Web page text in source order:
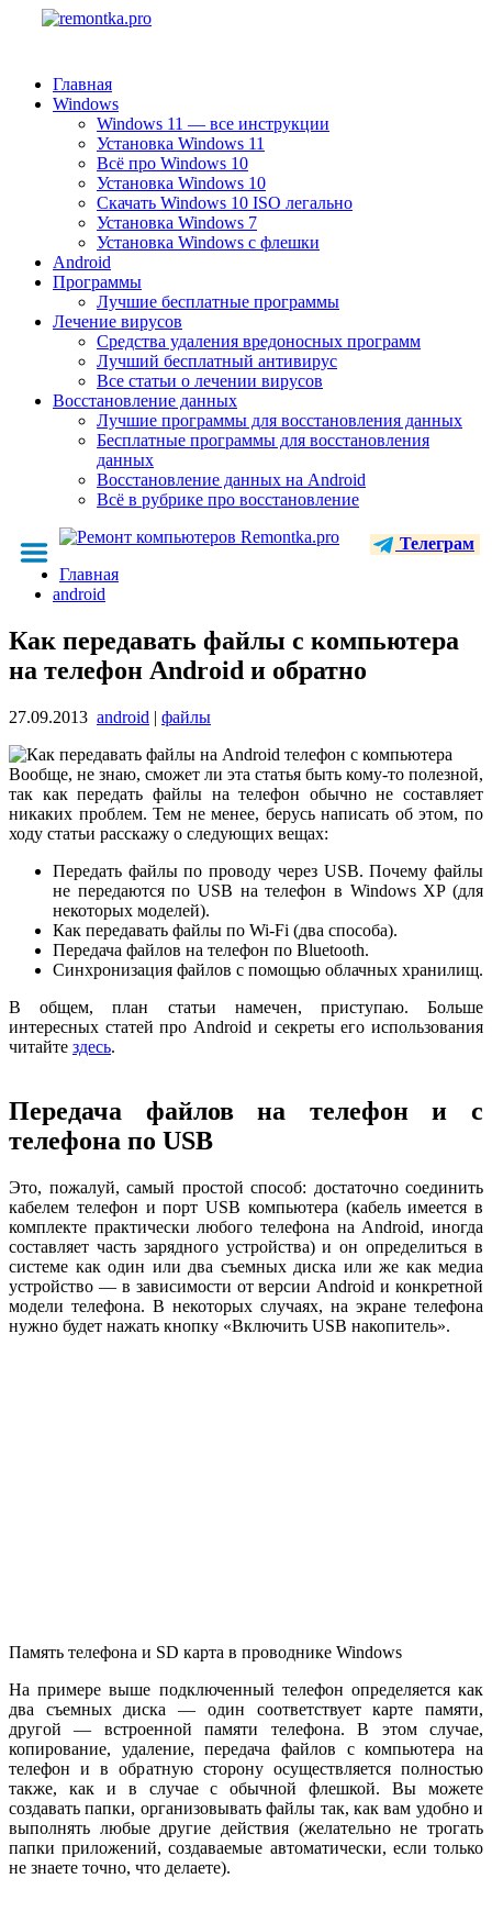
Главная
Windows
Windows 11 — все инструкции
Установка Windows 11
Всё про Windows 10
Установка Windows 10
Скачать Windows 10 ISO легально
Установка Windows 7
Установка Windows с флешки
Android
Программы
Лучшие бесплатные программы
Лечение вирусов
Средства удаления вредоносных программ
Лучший бесплатный антивирус
Все статьи о лечении вирусов
Восстановление данных
Лучшие программы для восстановления данных
Бесплатные программы для восстановления
данных
Восстановление данных на Android
Всё в рубрике про восстановление
Телеграм
Главная
android
Как передавать файлы с компьютера
на телефон Android и обратно
27.09.2013 android | файлы
Вообще, не знаю, сможет ли эта статья быть кому-то полезной,
так как передать файлы на телефон обычно не составляет
никаких проблем. Тем не менее, берусь написать об этом, по
ходу статьи расскажу о следующих вещах:
Передать файлы по проводу через USB. Почему файлы
не передаются по USB на телефон в Windows XP (для
некоторых моделей).
Как передавать файлы по Wi-Fi (два способа).
Передача файлов на телефон по Bluetooth.
Синхронизация файлов с помощью облачных хранилищ.
В общем, план статьи намечен, приступаю. Больше
интересных статей про Android и секреты его использования
читайте здесь.
Передача файлов на телефон и с
телефона по USB
Это, пожалуй, самый простой способ: достаточно соединить
кабелем телефон и порт USB компьютера (кабель имеется в
комплекте практически любого телефона на Android, иногда
составляет часть зарядного устройства) и он определиться в
системе как один или два съемных диска или же как медиа
устройство — в зависимости от версии Android и конкретной
модели телефона. В некоторых случаях, на экране телефона
нужно будет нажать кнопку «Включить USB накопитель».
Память телефона и SD карта в проводнике Windows
На примере выше подключенный телефон определяется как
два съемных диска — один соответствует карте памяти,
другой — встроенной памяти телефона. В этом случае,
копирование, удаление, передача файлов с компьютера на
телефон и в обратную сторону осуществляется полностью
также, как и в случае с обычной флешкой. Вы можете
создавать папки, организовывать файлы так, как вам удобно и
выполнять любые другие действия (желательно не трогать
папки приложений, создаваемые автоматически, если только
не знаете точно, что делаете).